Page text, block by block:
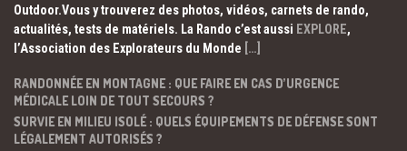
Outdoor.Vous y trouverez des photos, vidéos, carnets de rando,
actualités, tests de matériels. La Rando c’est aussi EXPLORE,
l’Association des Explorateurs du Monde […]
RANDONNÉE EN MONTAGNE : QUE FAIRE EN CAS D’URGENCE
MÉDICALE LOIN DE TOUT SECOURS ?
SURVIE EN MILIEU ISOLÉ : QUELS ÉQUIPEMENTS DE DÉFENSE SONT
LÉGALEMENT AUTORISÉS ?